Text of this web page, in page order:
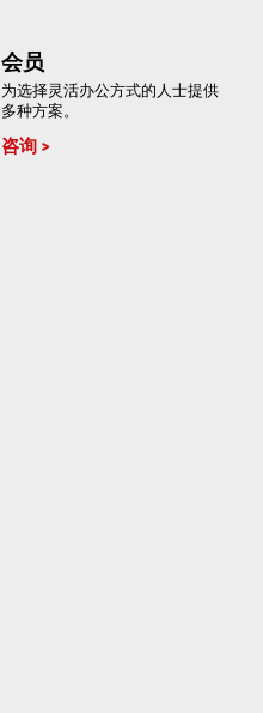
会员
为选择灵活办公方式的人士提供
多种方案。
咨询